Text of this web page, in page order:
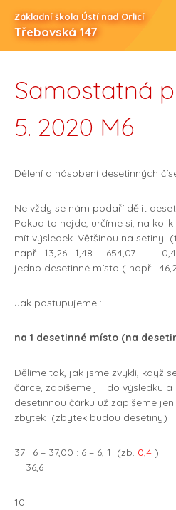
Základní škola Ústí nad Orlicí
Třebovská 147
Samostatná
5. 2020 M6
Dělení a násobení desetinných
Ne vždy se nám podaří dělit
Pokud to nejde, určíme si, na
mít výsledek. Většinou na setiny
např. 13,26….1,48….. 654,07 …….
jedno desetinné místo (
Jak postupujeme :
na 1 desetinné místo (na
Dělíme tak, jak jsme zvyklí, když
čárce, zapíšeme ji i do výsledku
desetinnou čárku už zapíšeme
zbytek (zbytek budou desetiny)
37 : 6 = 37,00 : 6 = 6, 1 (zb. 0,4 )
36,6
10 .